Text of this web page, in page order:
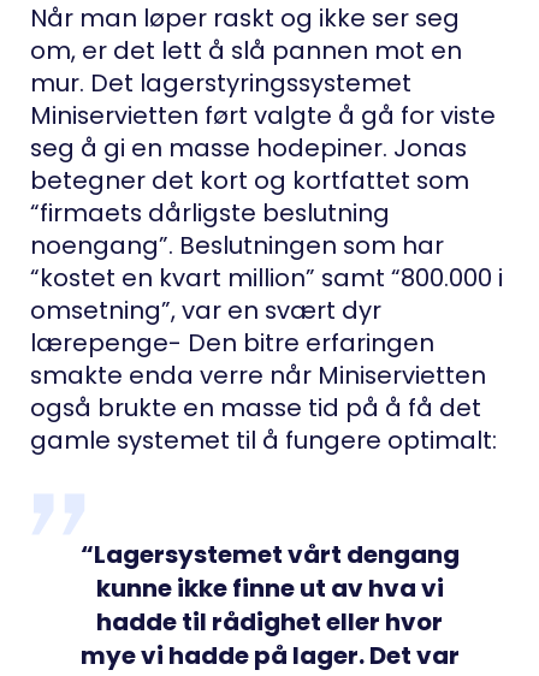
Når man løper raskt og ikke ser seg
om, er det lett å slå pannen mot en
mur. Det lagerstyringssystemet
Miniservietten ført valgte å gå for viste
seg å gi en masse hodepiner. Jonas
betegner det kort og kortfattet som
“firmaets dårligste beslutning
noengang”. Beslutningen som har
“kostet en kvart million” samt “800.000 i
omsetning”, var en svært dyr
lærepenge- Den bitre erfaringen
smakte enda verre når Miniservietten
også brukte en masse tid på å få det
gamle systemet til å fungere optimalt:
“Lagersystemet vårt dengang
kunne ikke finne ut av hva vi
hadde til rådighet eller hvor
mye vi hadde på lager. Det var